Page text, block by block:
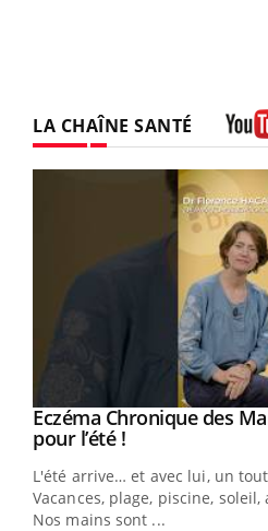
LA CHAÎNE SANTÉ
Youtube
Eczéma Chronique des
pour l’été !Youtube
L'été arrive… et avec lui, un
Vacances, plage, piscine,
Nos mains sont ...